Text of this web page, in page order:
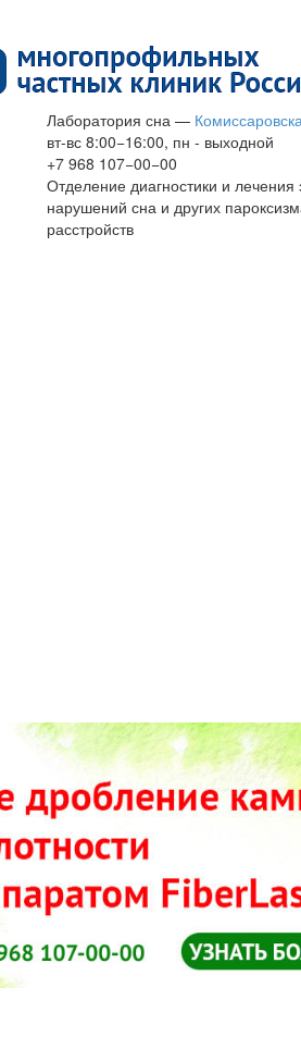
Лаборатория сна —
вт-вс 8:00−16:00, пн - выходной
+7 968 107−00−00
Отделение диагностики и лечения
нарушений сна и других
расстройств